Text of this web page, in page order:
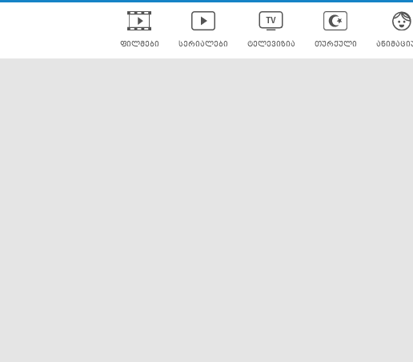
ფილმები სერიალები ტელევიზია თურქული